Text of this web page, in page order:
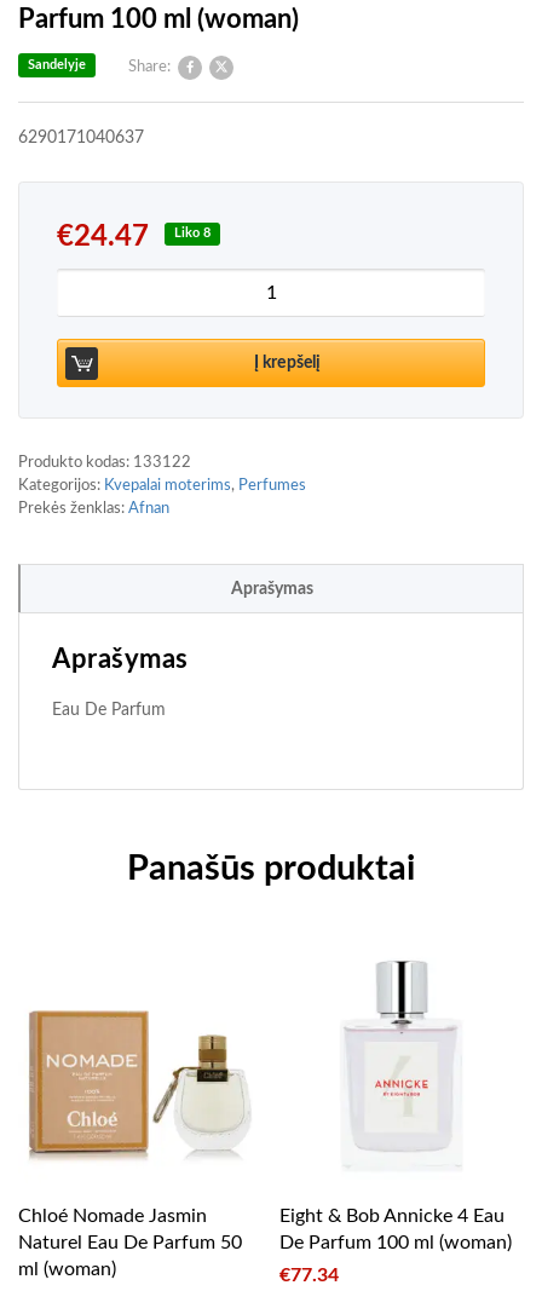
Parfum 100 ml (woman)
Share:
Sandelyje
6290171040637
€24.47 Liko 8
produkto kiekis: Afnan Souvenir Desert Rose Eau
Į krepšelį
Produkto kodas: 133122
Kategorijos: Kvepalai moterims, Perfumes
Prekės ženklas: Afnan
Aprašymas
Aprašymas
Eau De Parfum
Panašūs produktai
Chloé Nomade Jasmin
Naturel Eau De Parfum 50
ml (woman)
Eight & Bob Annicke 4 Eau
De Parfum 100 ml (woman)
€77.34